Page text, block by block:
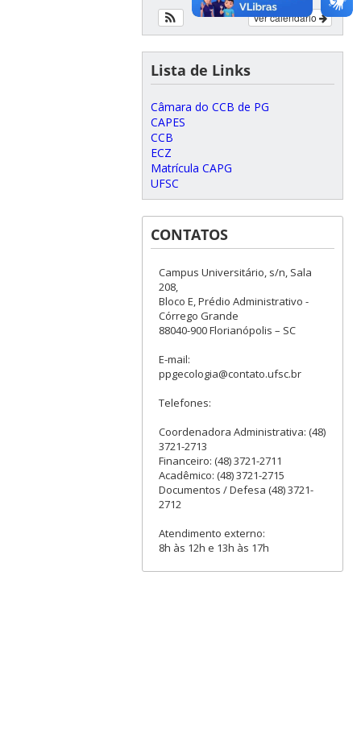
Ver calendário
Lista de Links
Câmara do CCB de PG
CAPES
CCB
ECZ
Matrícula CAPG
UFSC
CONTATOS
Campus Universitário, s/n, Sala
208,
Bloco E, Prédio Administrativo -
Córrego Grande
88040-900 Florianópolis – SC
E-mail:
ppgecologia@contato.ufsc.br
Telefones:
Coordenadora Administrativa: (48)
3721-2713
Financeiro: (48) 3721-2711
Acadêmico: (48) 3721-2715
Documentos / Defesa (48) 3721-
2712
Atendimento externo:
8h às 12h e 13h às 17h